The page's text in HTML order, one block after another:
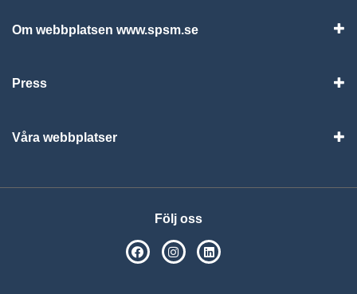
Om webbplatsen www.spsm.se
Press
Våra webbplatser
Följ oss
SPSM på Facebook
SPSM på Instagram